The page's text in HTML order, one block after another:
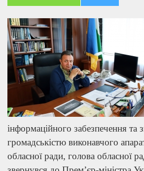
інформаційного забезпечення та
громадськістю виконавчого
обласної ради, голова обласної